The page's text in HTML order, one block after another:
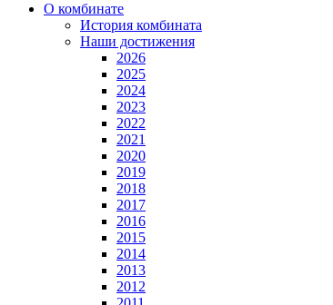
О комбинате
История комбината
Наши достижения
2026
2025
2024
2023
2022
2021
2020
2019
2018
2017
2016
2015
2014
2013
2012